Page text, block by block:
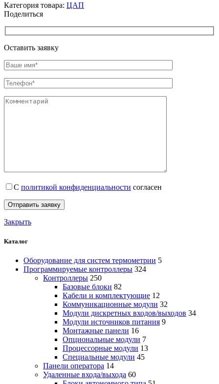
Категория товара: ЦАП
Поделиться
Оставить заявку
С политикой конфиденциальности согласен
Закрыть
Каталог
Оборудование для систем термометрии 5
Программируемые контроллеры 324
Контроллеры 250
Базовые блоки 82
Кабели и комплектующие 12
Коммуникационные модули 32
Модули дискретных входов/выходов 34
Модули источников питания 9
Монтажные панели 16
Опциональные модули 7
Процессорные модули 13
Специальные модули 45
Панели оператора 14
Удаленные входа/выхода 60